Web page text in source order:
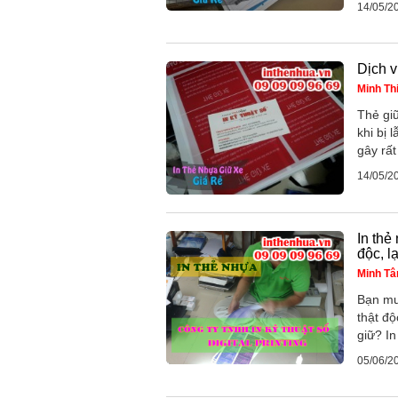
14/05/
Dịch
Minh
Thẻ
khi bị
gây
14/05/
In
độc, lạ
Minh
Bạn
thật
giữ?
05/06/